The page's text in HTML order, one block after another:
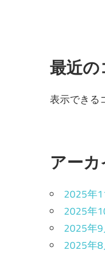
最近の
表示できる
アー
2025年
2025年
2025年9
2025年8